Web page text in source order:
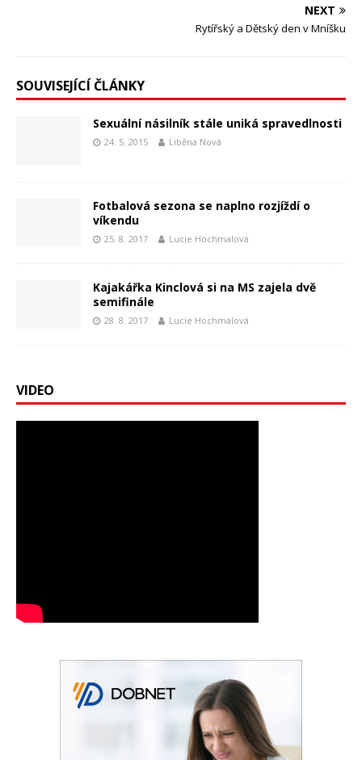
NEXT
Rytířský a Dětský den v Mníšku
SOUVISEJÍCÍ ČLÁNKY
Sexuální násilník stále uniká spravedlnosti
24. 5. 2015 Liběna Nová
Fotbalová sezona se naplno rozjíždí o
víkendu
25. 8. 2017 Lucie Hochmalová
Kajakářka Kinclová si na MS zajela dvě
semifinále
28. 8. 2017 Lucie Hochmalová
VIDEO